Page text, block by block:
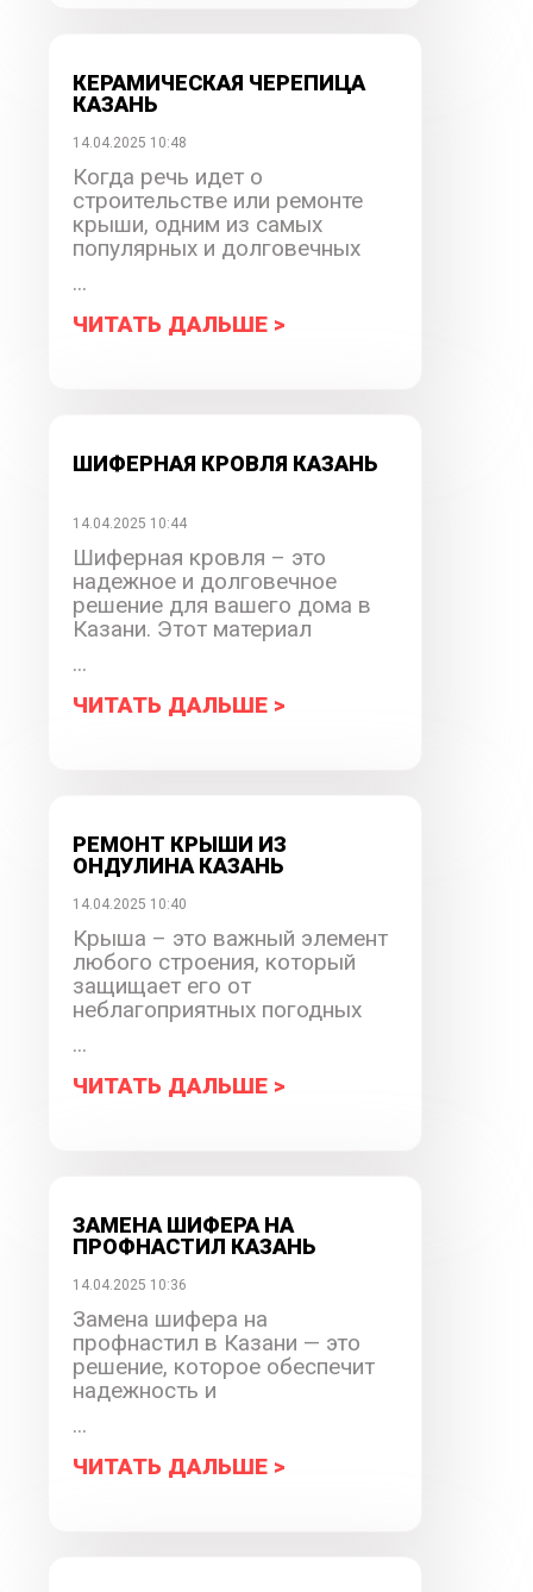
КЕРАМИЧЕСКАЯ ЧЕРЕПИЦА
КАЗАНЬ
14.04.2025 10:48
Когда речь идет о
строительстве или ремонте
крыши, одним из самых
популярных и долговечных
...
ЧИТАТЬ ДАЛЬШЕ >
ШИФЕРНАЯ КРОВЛЯ КАЗАНЬ
14.04.2025 10:44
Шиферная кровля – это
надежное и долговечное
решение для вашего дома в
Казани. Этот материал
...
ЧИТАТЬ ДАЛЬШЕ >
РЕМОНТ КРЫШИ ИЗ
ОНДУЛИНА КАЗАНЬ
14.04.2025 10:40
Крыша – это важный элемент
любого строения, который
защищает его от
неблагоприятных погодных
...
ЧИТАТЬ ДАЛЬШЕ >
ЗАМЕНА ШИФЕРА НА
ПРОФНАСТИЛ КАЗАНЬ
14.04.2025 10:36
Замена шифера на
профнастил в Казани — это
решение, которое обеспечит
надежность и
...
ЧИТАТЬ ДАЛЬШЕ >